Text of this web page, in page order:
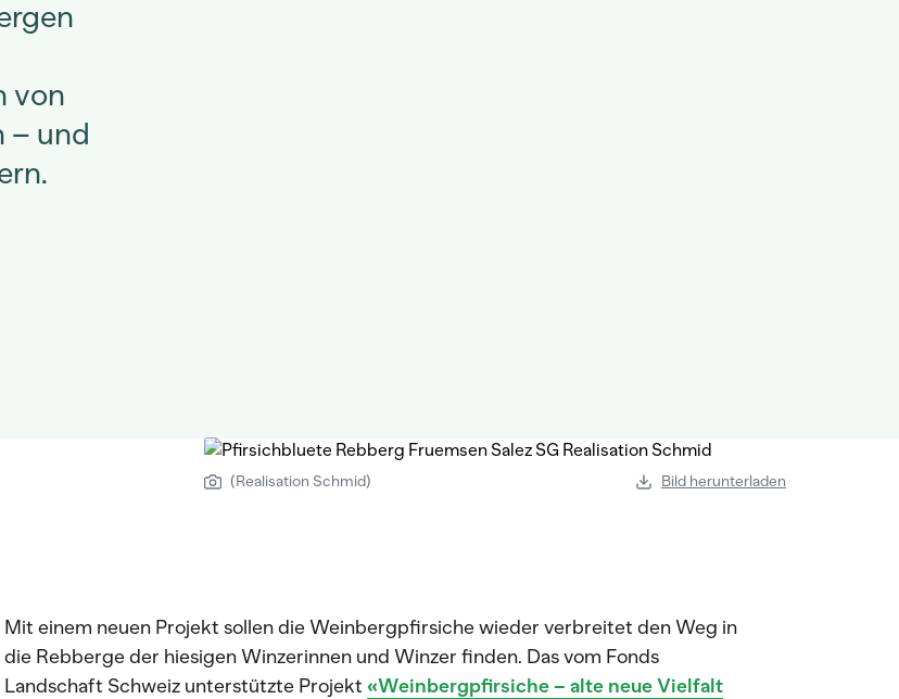
von
– und
(Realisation Schmid) Bild herunterladen
Mit einem neuen Projekt sollen die Weinbergpfirsiche wieder verbreitet den Weg in
die Rebberge der hiesigen Winzerinnen und Winzer finden. Das vom Fonds
Landschaft Schweiz unterstützte Projekt «Weinbergpfirsiche – alte neue Vielfalt